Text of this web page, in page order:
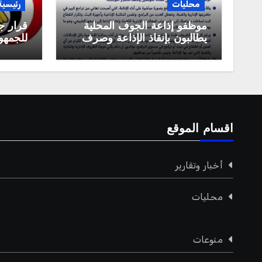
محليات
موظفو إذاعة الجوف المحلية
يطالبون بإنقاذ الإذاعة وصرف
مستحقاتهم المالية
قرار
اقسام الموقع
أخبار وتقارير
محليات
منوعات